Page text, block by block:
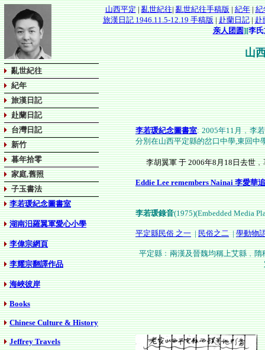
亂世紀往
紀年
旅漢日記
赴蘭日記
台灣日記
新竹
暮年拾零
家庭,舊照
子玉書法
李若瑗紀念圖書室
湖南汨羅翼軍愛心小學
李偉宗網頁
李耀宗翻譯作品
海峽彼岸
Books
Chinese Culture & History
Jeffrey Travels
山西平定|亂世紀往|亂世紀往手稿版|紀年|紀
旅漢日記 1946.11.5-12.19 手稿版|赴蘭日記|赴
亲人团圆][李
山
李若瑗紀念圖書室: 2005年11月﹐李
分別在山西平定縣的岔口中學,東回中
李胡翼軍 于 2006年8月18日去世
Eddie Lee remembers Nainai 李愛華
李若瑗錄音(1975)(Embedded Media
平定縣民俗 之一 |民俗之二 |學動物
平定縣﹕兩漢及晉魏均稱上艾縣﹐